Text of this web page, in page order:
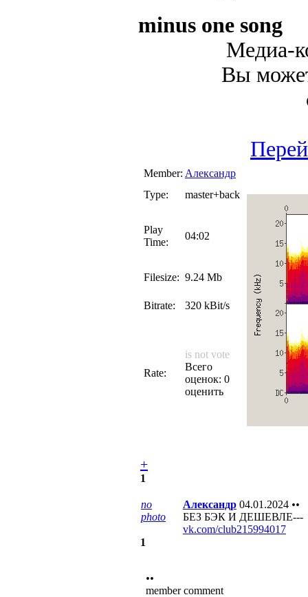
minus one song
Медиа-
Вы
Member: Александр
Type:
master+back
Play
Time:
04:02
Filesize: 9.24 Mb
Bitrate: 320 kBit/s
Rate:
is not vote
Всего
оценок: 0
оценить
+
1
no
photo
Александр 04.01.2024 ••
БЕЗ БЭК И ДЕШЕВЛЕ---
vk.com/club215994017
1
••
member comment